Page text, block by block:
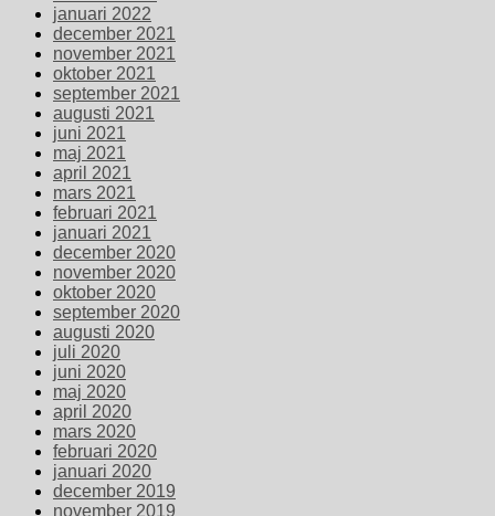
januari 2022
december 2021
november 2021
oktober 2021
september 2021
augusti 2021
juni 2021
maj 2021
april 2021
mars 2021
februari 2021
januari 2021
december 2020
november 2020
oktober 2020
september 2020
augusti 2020
juli 2020
juni 2020
maj 2020
april 2020
mars 2020
februari 2020
januari 2020
december 2019
november 2019